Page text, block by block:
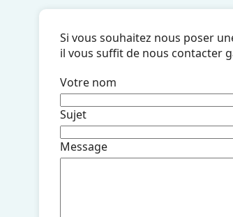
Si vous souhaitez nous poser
il vous suffit de nous contacter
Votre nom
Sujet
Message